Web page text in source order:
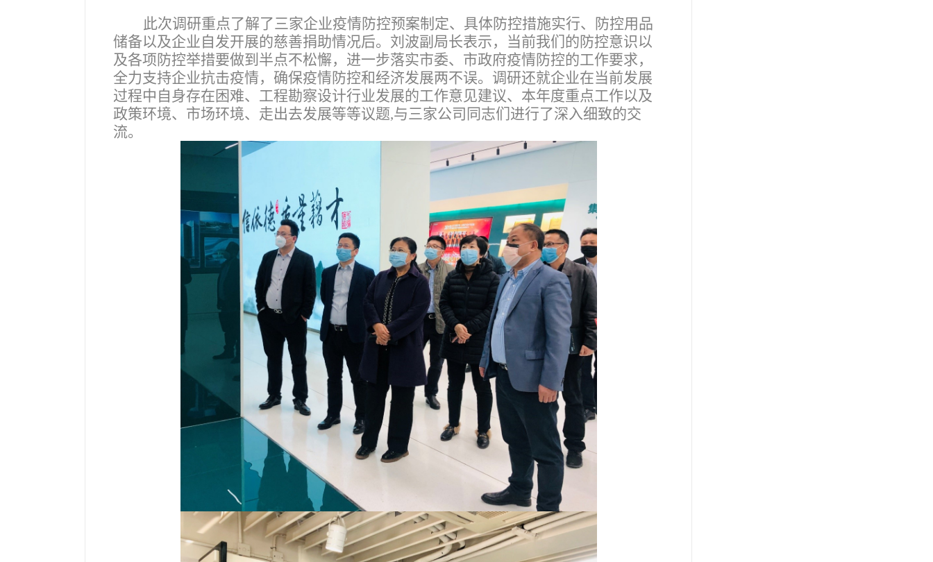
此次调研重点了解了三家企业疫情防控预案制定、具体防控措施实行、防控用品
储备以及企业自发开展的慈善捐助情况后。刘波副局长表示，当前我们的防控意识以
及各项防控举措要做到半点不松懈，进一步落实市委、市政府疫情防控的工作要求，
全力支持企业抗击疫情，确保疫情防控和经济发展两不误。调研还就企业在当前发展
过程中自身存在困难、工程勘察设计行业发展的工作意见建议、本年度重点工作以及
政策环境、市场环境、走出去发展等等议题,与三家公司同志们进行了深入细致的交
流。